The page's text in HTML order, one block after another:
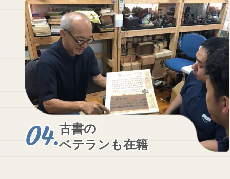
古書の
ベテランも在籍